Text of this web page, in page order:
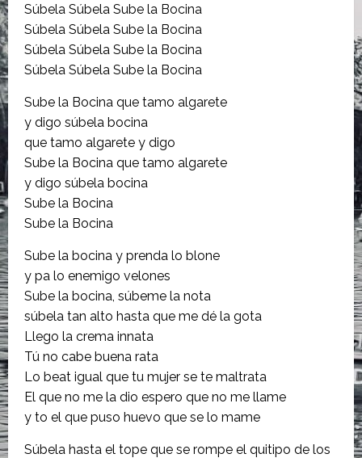
Súbela Súbela Sube la Bocina
Súbela Súbela Sube la Bocina
Súbela Súbela Sube la Bocina
Súbela Súbela Sube la Bocina
Sube la Bocina que tamo algarete
y digo súbela bocina
que tamo algarete y digo
Sube la Bocina que tamo algarete
y digo súbela bocina
Sube la Bocina
Sube la Bocina
Sube la bocina y prenda lo blone
y pa lo enemigo velones
Sube la bocina, súbeme la nota
súbela tan alto hasta que me dé la gota
Llego la crema innata
Tú no cabe buena rata
Lo beat igual que tu mujer se te maltrata
El que no me la dio espero que no me llame
y to el que puso huevo que se lo mame
Súbela hasta el tope que se rompe el quitipo de los